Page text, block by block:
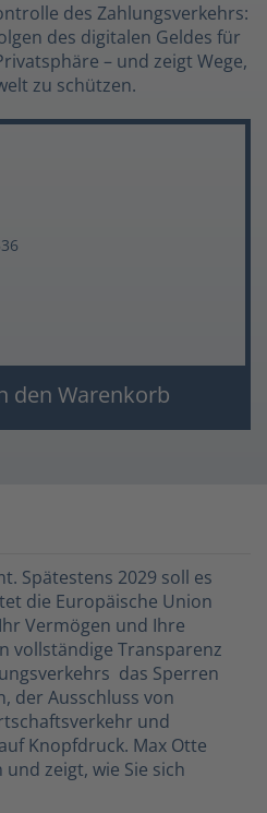
des Zahlungsverkehrs:
des digitalen Geldes für
– und zeigt Wege,
zu schützen.
den Warenkorb
Spätestens 2029 soll es
die Europäische Union
Vermögen und Ihre
vollständige Transparenz
 das Sperren
der Ausschluss von
und
Knopfdruck. Max Otte
zeigt, wie Sie sich